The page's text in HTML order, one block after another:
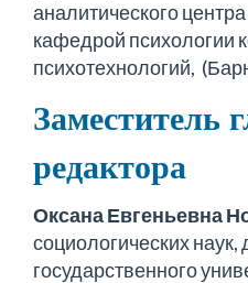
аналитического
кафедрой психологии
психотехнологий,
Заместитель
редактора
Оксана Евгеньевна
социологических наук,
государственного